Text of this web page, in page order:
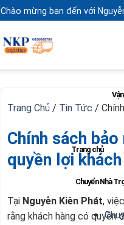
Chào mừng bạn đến với
Trang chủ
Chuyển Nhà
Trang Chủ / Tin Tức /
Chính sách
quyền lợi
Tại Nguyễn Kiên Phát,
rằng khách hàng có